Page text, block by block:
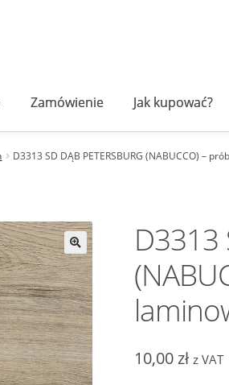
Zamówienie Jak kupować?
D3313 SD DĄB PETERSBURG (NABUCCO) –
D3313
10,00zł z VAT